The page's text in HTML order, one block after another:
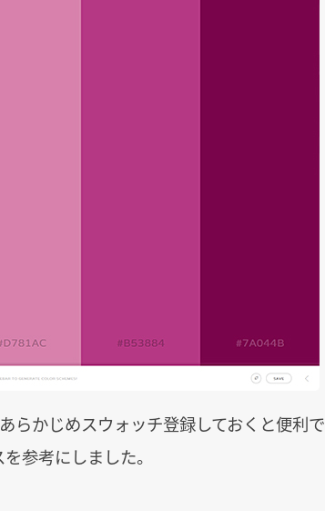
らかじめスウォッチ登録しておくと便利で
参考にしました。